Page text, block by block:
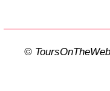
© ToursOnTheWeb Pte Ltd. 2014-2026. All rights